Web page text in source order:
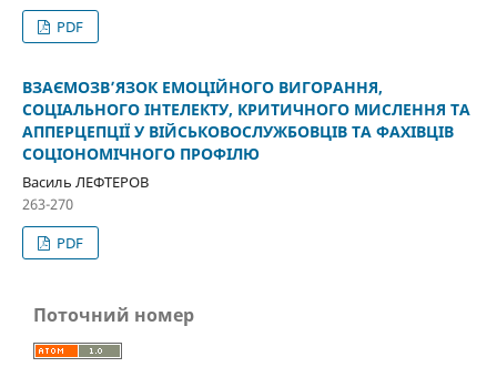
PDF
ВЗАЄМОЗВ’ЯЗОК ЕМОЦІЙНОГО ВИГОРАННЯ,
СОЦІАЛЬНОГО ІНТЕЛЕКТУ, КРИТИЧНОГО МИСЛЕННЯ ТА
АППЕРЦЕПЦІЇ У ВІЙСЬКОВОСЛУЖБОВЦІВ ТА ФАХІВЦІВ
СОЦІОНОМІЧНОГО ПРОФІЛЮ
Василь ЛЕФТЕРОВ
263-270
PDF
Поточний номер